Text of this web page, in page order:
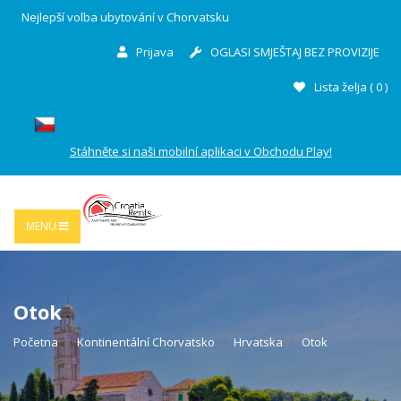
Nejlepší volba ubytování v Chorvatsku
Prijava OGLASI SMJEŠTAJ BEZ PROVIZIJE
Lista želja (0)
Stáhněte si naši mobilní aplikaci v Obchodu Play!
MENU
Otok
Početna Kontinentální Chorvatsko Hrvatska Otok